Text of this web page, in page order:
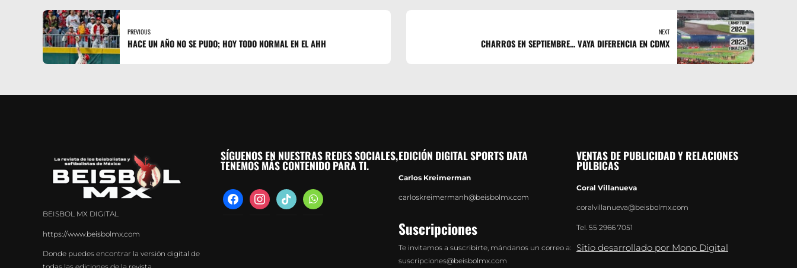
PREVIOUS
HACE UN AÑO NO SE PUDO; HOY TODO NORMAL EN EL AHH
NEXT
CHARROS EN SEPTIEMBRE... VAYA DIFERENCIA EN CDMX
BEISBOL MX DIGITAL
https://www.beisbolmx.com
Donde puedes encontrar la versión digital de
SÍGUENOS EN NUESTRAS REDES SOCIALES,
TENEMOS MÁS CONTENIDO PARA TI.
facebookinstagramtiktok whatsapp
EDICIÓN DIGITAL SPORTS DATA
Carlos Kreimerman
carloskreimermanh@beisbolmx.com
Suscripciones
Te invitamos a suscribirte, mándanos un correo a:
suscripciones@beisbolmx.com
VENTAS DE PUBLICIDAD Y RELACIONES
PÚLBICAS
Coral Villanueva
coralvillanueva@beisbolmx.com
Tel. 55 2966 7051
Sitio desarrollado por Mono Digital